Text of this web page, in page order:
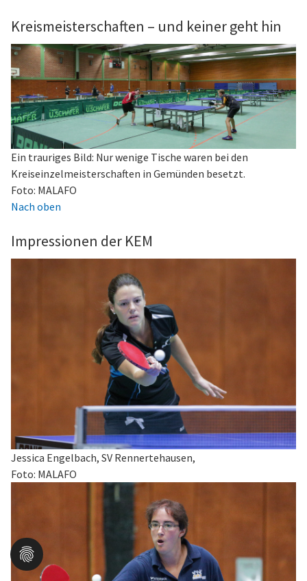
Kreismeisterschaften – und keiner geht hin
Ein trauriges Bild: Nur wenige Tische waren bei den
Kreiseinzelmeisterschaften in Gemünden besetzt.
Foto: MALAFO
Nach oben
Impressionen der KEM
Jessica Engelbach, SV Rennertehausen,
Foto: MALAFO